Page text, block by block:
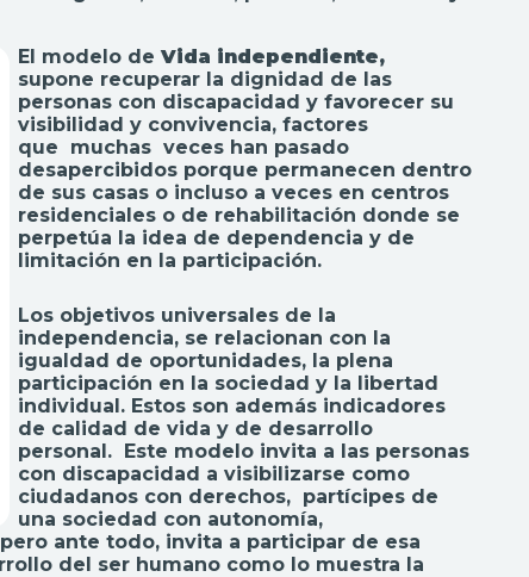
El modelo de Vida independiente,
supone recuperar la dignidad de las
personas con discapacidad y favorecer su
visibilidad y convivencia, factores
que muchas veces han pasado
desapercibidos porque permanecen dentro
de sus casas o incluso a veces en centros
residenciales o de rehabilitación donde se
perpetúa la idea de dependencia y de
limitación en la participación.
Los objetivos universales de la
independencia, se relacionan con la
igualdad de oportunidades, la plena
participación en la sociedad y la libertad
individual. Estos son además indicadores
de calidad de vida y de desarrollo
personal. Este modelo invita a las personas
con discapacidad a visibilizarse como
ciudadanos con derechos, partícipes de
una sociedad con autonomía,
ante todo, invita a participar de esa
del ser humano como lo muestra la